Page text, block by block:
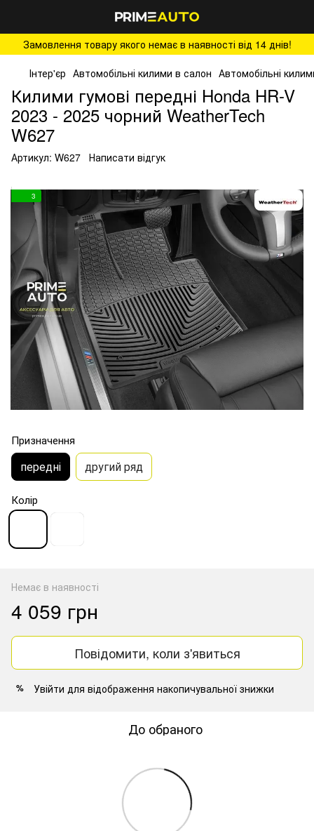
Замовлення товару якого немає в наявності від 14 днів!
Інтер'єр Автомобільні килими в салон Автомобільні
Килими гумові передні Honda HR-V
2023 - 2025 чорний WeatherTech
W627
Артикул: W627 Написати відгук
3
Призначення
передні другий ряд
Колір
Немає в наявності
4 059 грн
Повідомити, коли з'явиться
% Увійти для відображення накопичувальної знижки
До обраного